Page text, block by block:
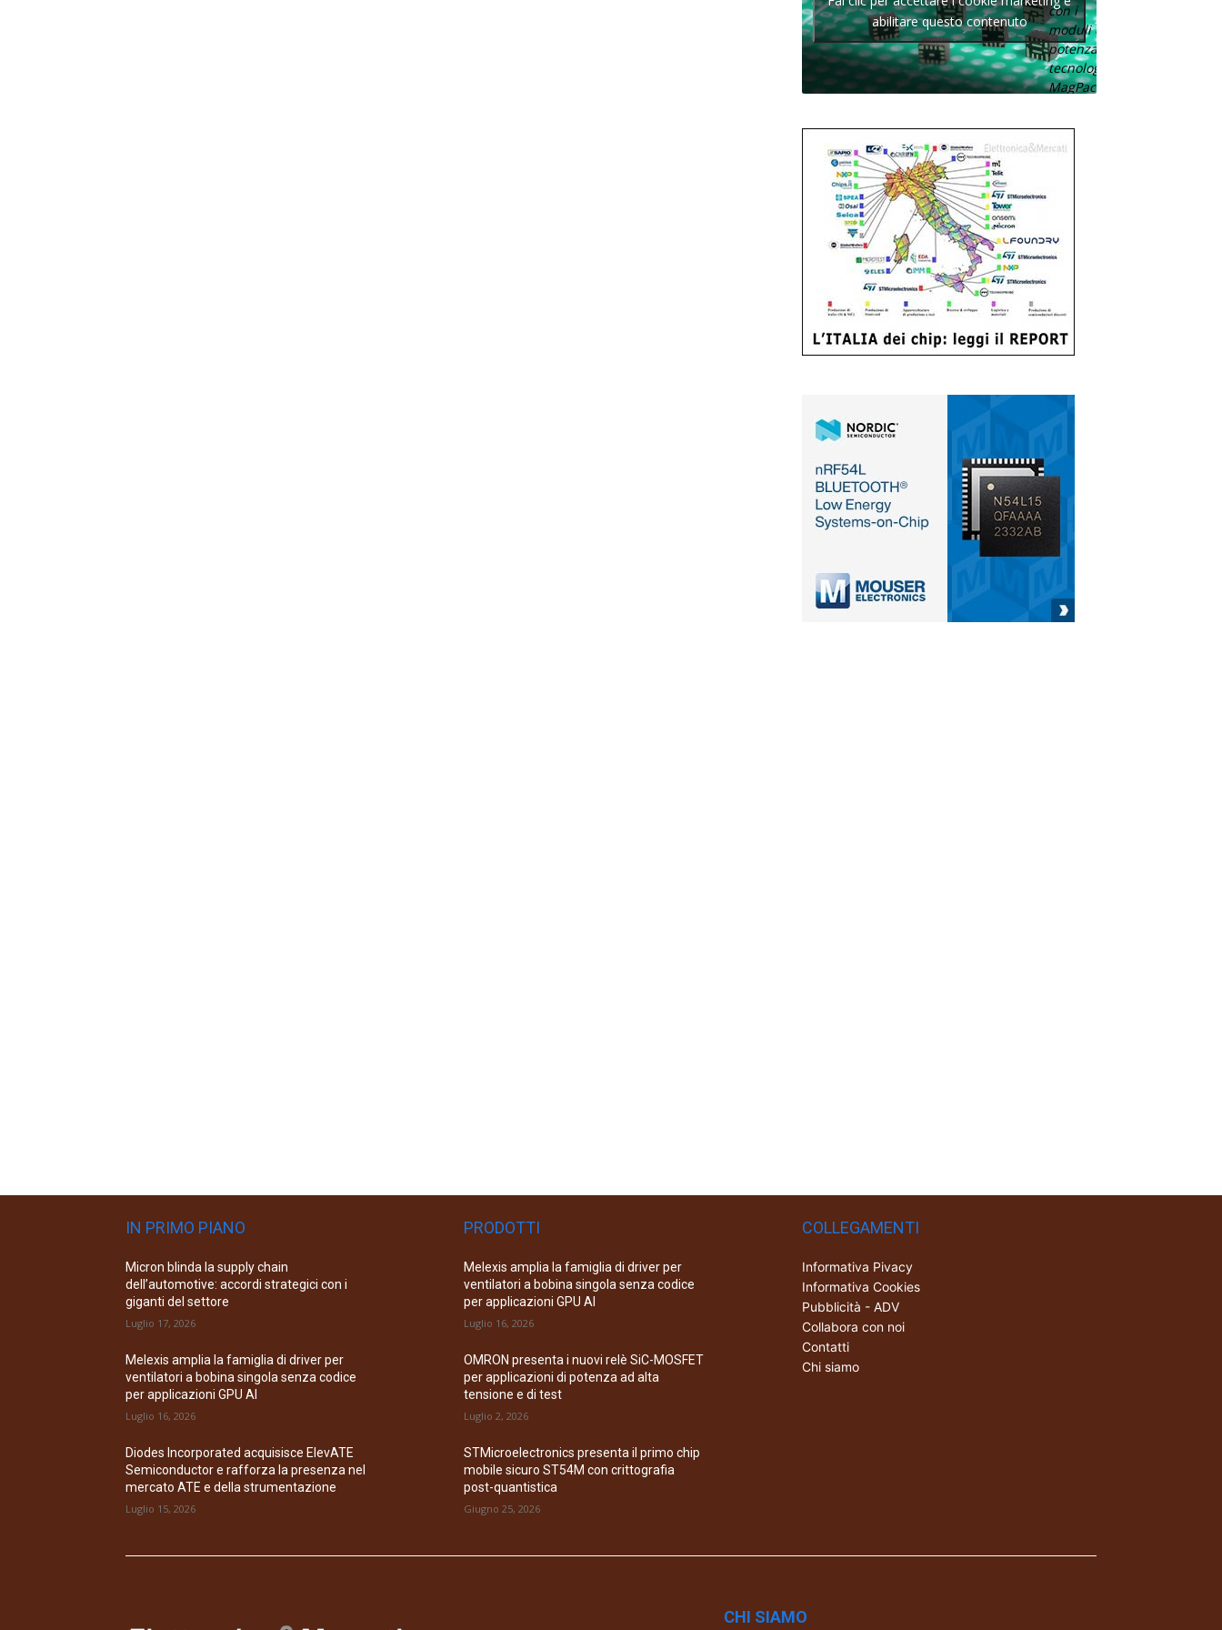
con i
moduli di
potenza con
tecnologia
MagPack.
abilitare questo contenuto
IN PRIMO PIANO
Micron blinda la supply chain
dell’automotive: accordi strategici con i
giganti del settore
Luglio 17, 2026
Melexis amplia la famiglia di driver per
ventilatori a bobina singola senza codice
per applicazioni GPU AI
Luglio 16, 2026
Diodes Incorporated acquisisce ElevATE
Semiconductor e rafforza la presenza nel
mercato ATE e della strumentazione
Luglio 15, 2026
PRODOTTI
Melexis amplia la famiglia di driver per
ventilatori a bobina singola senza codice
per applicazioni GPU AI
Luglio 16, 2026
OMRON presenta i nuovi relè SiC-MOSFET
per applicazioni di potenza ad alta
tensione e di test
Luglio 2, 2026
STMicroelectronics presenta il primo chip
mobile sicuro ST54M con crittografia
post-quantistica
Giugno 25, 2026
COLLEGAMENTI
Informativa Pivacy
Informativa Cookies
Pubblicità - ADV
Collabora con noi
Contatti
Chi siamo
CHI SIAMO